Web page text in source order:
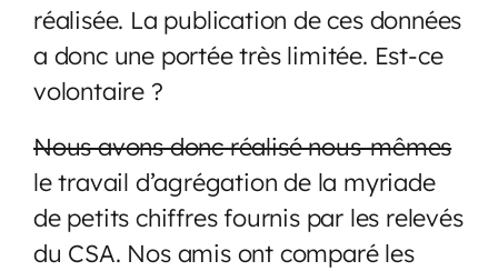
réalisée. La publication de ces données
a donc une portée très limitée. Est-ce
volontaire ?
Nous avons donc réalisé nous-mêmes
le travail d’agrégation de la myriade
de petits chiffres fournis par les relevés
du CSA. Nos amis ont comparé les